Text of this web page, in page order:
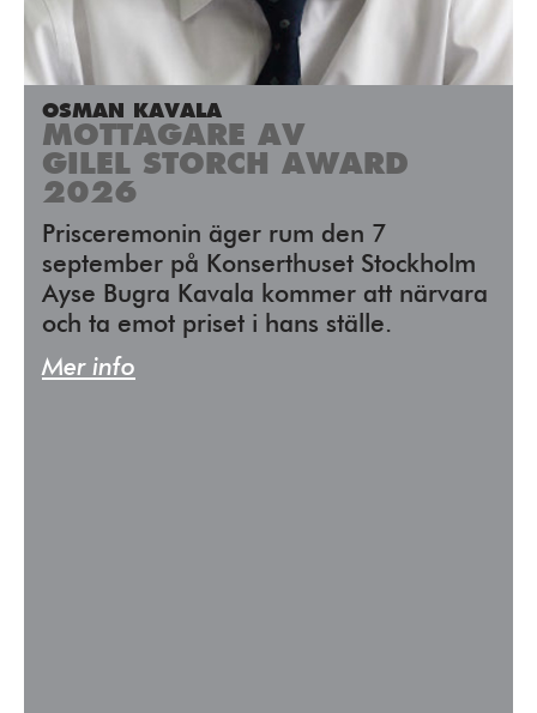
OSMAN KAVALA
MOTTAGARE AV
GILEL STORCH AWARD
2026
Prisceremonin äger rum den 7
september på Konserthuset Stockholm
Ayse Bugra Kavala kommer att närvara
och ta emot priset i hans ställe.
Mer info